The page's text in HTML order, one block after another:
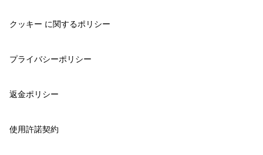
クッキー に関するポリシー
プライバシーポリシー
返金ポリシー
使用許諾契約